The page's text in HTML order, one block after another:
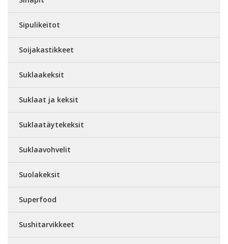
Sipulikeitot
Soijakastikkeet
Suklaakeksit
Suklaat ja keksit
Suklaatäytekeksit
Suklaavohvelit
Suolakeksit
Superfood
Sushitarvikkeet